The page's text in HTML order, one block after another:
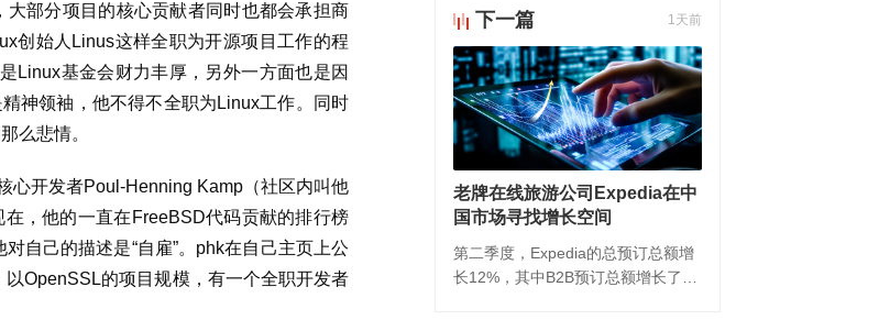
部分项目的核心贡献者同时也都会承担商
创始人Linus这样全职为开源项目工作的程
Linux基金会财力丰厚，另外一方面也是因
神领袖，他不得不全职为Linux工作。同时
么悲情。
心开发者Poul-Henning Kamp（社区内叫他
，他的一直在FreeBSD代码贡献的排行榜
自己的描述是“自雇”。phk在自己主页上公
OpenSSL的项目规模，有一个全职开发者
下一篇 1天前
老牌在线旅游公司Expedia在中
国市场寻找增长空间
第二季度，Expedia的总预订总额增
长12%，其中B2B预订总额增长了